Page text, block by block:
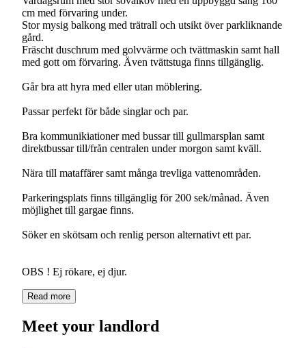
cm med förvaring under.
Stor mysig balkong med trätrall och utsikt över parkliknande
gård.
Fräscht duschrum med golvvärme och tvättmaskin samt hall
med gott om förvaring. Även tvättstuga finns tillgänglig.
Går bra att hyra med eller utan möblering.
Passar perfekt för både singlar och par.
Bra kommunikiationer med bussar till gullmarsplan samt
direktbussar till/från centralen under morgon samt kväll.
Nära till mataffärer samt många trevliga vattenområden.
Parkeringsplats finns tillgänglig för 200 sek/månad. Även
möjlighet till gargae finns.
Söker en skötsam och renlig person alternativt ett par.
Read more
Meet your landlord